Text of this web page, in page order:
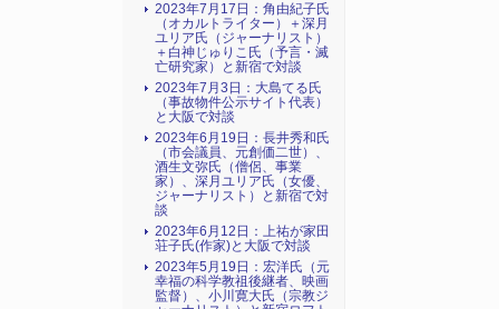
2023年7月17日：角由紀子氏
（オカルトライター）＋深月
ユリア氏（ジャーナリスト）
＋白神じゅりこ氏（予言・滅
亡研究家）と新宿で対談
2023年7月3日：大島てる氏
（事故物件公示サイト代表）
と大阪で対談
2023年6月19日：長井秀和氏
（市会議員、元創価二世）、
酒生文弥氏（僧侶、事業
家）、深月ユリア氏（女優、
ジャーナリスト）と新宿で対
談
2023年6月12日：上祐が家田
荘子氏(作家)と大阪で対談
2023年5月19日：宏洋氏（元
幸福の科学教祖後継者、映画
監督）、小川寛大氏（宗教ジ